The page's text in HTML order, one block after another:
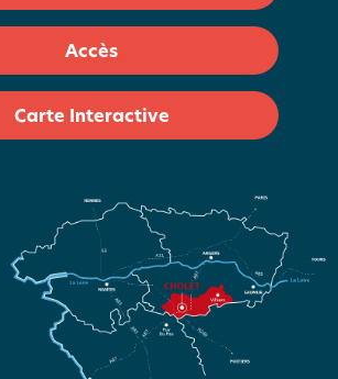
Accès
Carte Interactive